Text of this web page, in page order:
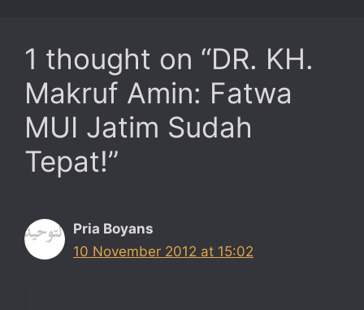
1 thought on “DR. KH.
Makruf Amin: Fatwa
MUI Jatim Sudah
Tepat!”
Pria Boyans
10 November 2012 at 15:02